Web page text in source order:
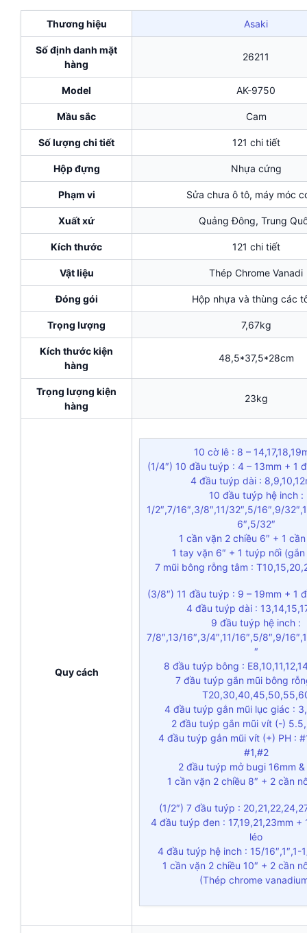
Thương hiệu Asaki
Số định danh mặt
hàng
26211
Model AK-9750
Mầu sắc Cam
Số lượng chi tiết 121 chi tiết
Hộp đựng Nhựa cứng
Phạm vi Sửa chưa ô tô, máy móc
Xuất xứ Quảng Đông, Trung
Kích thước 121 chi tiết
Vật liệu Thép Chrome Vanadi
Đóng gói Hộp nhựa và thùng các
Trọng lượng 7,67kg
Kích thước kiện
hàng
48,5*37,5*28cm
Trọng lượng kiện
hàng
23kg
Quy cách
10 cờ lê : 8 –
(1/4″) 10 đầu tuýp : 4 – 13mm + 1
4 đầu tuýp dài :
10 đầu tuýp hệ inch :
1/2″,7/16″,3/8″,11/32″,5/16″,9/
6″,5/32″
1 cần vặn 2 chiều 6″ + 1 cần
1 tay vặn 6″ + 1 tuýp nối
7 mũi bông rỗng tâm :
(3/8″) 11 đầu tuýp : 9 – 19mm + 1
4 đầu tuýp dài :
9 đầu tuýp hệ inch :
7/8″,13/16″,3/4″,11/16″,5/8″,9/
″
8 đầu tuýp bông :
7 đầu tuýp gắn mũi bông
4 đầu tuýp gắn mũi lục giác :
2 đầu tuýp gắn mũi vít (-)
4 đầu tuýp gắn mũi vít (+) PH :
#1,#2
2 đầu tuýp mở bugi 16mm &
1 cần vặn 2 chiều 8″ + 2 cần
(1/2″) 7 đầu tuýp :
4 đầu tuýp đen : 17,19,21,23mm +
léo
4 đầu tuýp hệ inch : 15/16″,1″,1-
1 cần vặn 2 chiều 10″ + 2 cần
(Thép chrome